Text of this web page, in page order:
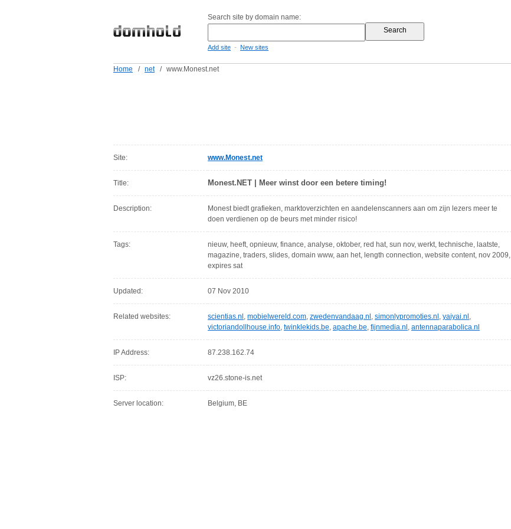
Search site by domain name:
Add site - New sites
Home / net / www.Monest.net
Site: www.Monest.net
Title: Monest.NET | Meer winst door een betere timing!
Description:
Monest biedt grafieken, marktoverzichten en aandelenscanners aan om zijn lezers meer te
doen verdienen op de beurs met minder risico!
Tags:
nieuw, heeft, opnieuw, finance, analyse, oktober, red hat, sun nov, werkt, technische, laatste,
magazine, traders, slides, domain www, aan het, length connection, website content, nov 2009,
expires sat
Updated: 07 Nov 2010
Related websites: scientias.nl , mobielwereld.com, zwedenvandaag.nl , simonlypromoties.nl , yaiyai.nl ,
victoriandollhouse.info, twinklekids.be, apache.be, fijnmedia.nl , antennaparabolica.nl
IP Address: 87.238.162.74
ISP: vz26.stone-is.net
Server location: Belgium, BE